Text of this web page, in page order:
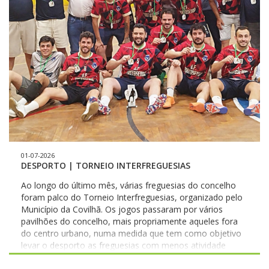
01-07-2026
DESPORTO | TORNEIO INTERFREGUESIAS
Ao longo do último mês, várias freguesias do concelho
foram palco do Torneio Interfreguesias, organizado pelo
Município da Covilhã. Os jogos passaram por vários
pavilhões do concelho, mais propriamente aqueles fora
do centro urbano, numa medida que tem como objetivo
levar o desporto as freguesias com menos atividade
desportiva no decorrer da época . No escalão +18,